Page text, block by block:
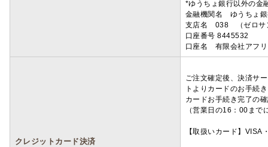
*ゆうちょ銀行以外の金
金融機関名 ゆうちょ
支店名 038 （ゼロサ
口座番号 8445532
口座名 有限会社アフ
クレジットカード決済
ご注文確定後、決済サ
トよりカードのお手続
カードお手続き完了の
（営業日の16：00ま
【取扱いカード】